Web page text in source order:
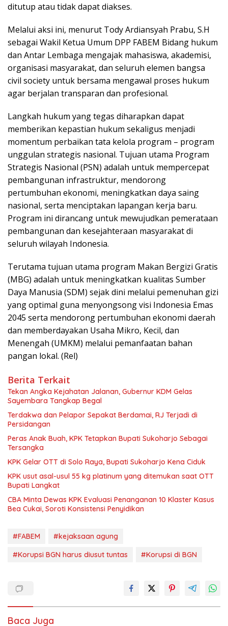
ditutup atau tidak dapat diakses.
Melalui aksi ini, menurut Tody Ardiansyah Prabu, S.H
sebagai Wakil Ketua Umum DPP FABEM Bidang hukum
dan Antar Lembaga mengajak mahasiswa, akademisi,
organisasi masyarakat, dan seluruh elemen bangsa
civil society untuk bersama mengawal proses hukum
agar berjalan transparan dan profesional.
Langkah hukum yang tegas diharapkan dapat
memberikan kepastian hukum sekaligus menjadi
momentum perbaikan tata kelola program – program
unggulan strategis nasional. Tujuan utama Program
Strategis Nasional (PSN) adalah untuk mempercepat
pembangunan infrastruktur, mendorong
pertumbuhan ekonomi, meningkatkan daya saing
nasional, serta menciptakan lapangan kerja baru.
Program ini dirancang untuk mewujudkan pemerataan
pembangunan dan kesejahteraan masyarakat di
seluruh wilayah Indonesia.
Terutama tujuan utama program Makan Bergizi Gratis
(MBG) adalah untuk meningkatkan kualitas Sumber
Daya Manusia (SDM) sejak dini melalui pemenuhan gizi
yang optimal guna menyongsong visi Indonesia Emas
2045 serta mendorong pertumbuhan ekonomi daerah
dan memberdayakan Usaha Mikro, Kecil, dan
Menengah (UMKM) melalui pemanfaatan bahan
pangan lokal. (Rel)
Berita Terkait
Tekan Angka Kejahatan Jalanan, Gubernur KDM Gelas
Sayembara Tangkap Begal
Terdakwa dan Pelapor Sepakat Berdamai, RJ Terjadi di
Persidangan
Peras Anak Buah, KPK Tetapkan Bupati Sukoharjo Sebagai
Tersangka
KPK Gelar OTT di Solo Raya, Bupati Sukoharjo Kena Ciduk
KPK usut asal-usul 55 kg platinum yang ditemukan saat OTT
Bupati Langkat
CBA Minta Dewas KPK Evaluasi Penanganan 10 Klaster Kasus
Bea Cukai, Soroti Konsistensi Penyidikan
#FABEM
#kejaksaan agung
#Korupsi BGN harus diusut tuntas
#Korupsi di BGN
Baca Juga